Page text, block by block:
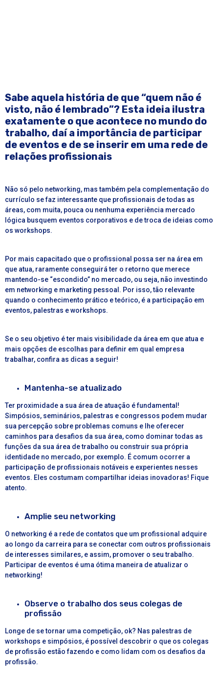
Sabe aquela história de que “quem não é
visto, não é lembrado”? Esta ideia ilustra
exatamente o que acontece no mundo do
trabalho, daí a importância de participar
de eventos e de se inserir em uma rede de
relações profissionais
Não só pelo networking, mas também pela complementação do
currículo se faz interessante que profissionais de todas as
áreas, com muita, pouca ou nenhuma experiência mercado
lógica busquem eventos corporativos e de troca de ideias como
os workshops.
Por mais capacitado que o profissional possa ser na área em
que atua, raramente conseguirá ter o retorno que merece
mantendo-se “escondido” no mercado, ou seja, não investindo
em networking e marketing pessoal. Por isso, tão relevante
quando o conhecimento prático e teórico, é a participação em
eventos, palestras e workshops.
Se o seu objetivo é ter mais visibilidade da área em que atua e
mais opções de escolhas para definir em qual empresa
trabalhar, confira as dicas a seguir!
Mantenha-se atualizado
Ter proximidade a sua área de atuação é fundamental!
Simpósios, seminários, palestras e congressos podem mudar
sua percepção sobre problemas comuns e lhe oferecer
caminhos para desafios da sua área, como dominar todas as
funções da sua área de trabalho ou construir sua própria
identidade no mercado, por exemplo. É comum ocorrer a
participação de profissionais notáveis e experientes nesses
eventos. Eles costumam compartilhar ideias inovadoras! Fique
atento.
Amplie seu networking
O networking é a rede de contatos que um profissional adquire
ao longo da carreira para se conectar com outros profissionais
de interesses similares, e assim, promover o seu trabalho.
Participar de eventos é uma ótima maneira de atualizar o
networking!
Observe o trabalho dos seus colegas de
profissão
Longe de se tornar uma competição, ok? Nas palestras de
workshops e simpósios, é possível descobrir o que os colegas
de profissão estão fazendo e como lidam com os desafios da
profissão.